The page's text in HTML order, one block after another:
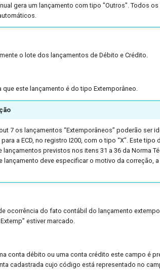
gera um lançamento com tipo "Outros". Todos
o lote dos lançamentos de Débito e Crédito.
que este lançamento é do tipo Extemporâneo.
7 os lançamentos “Extemporâneos” poderão ser
a ECD, no registro I200, com o tipo “X”. Este
previstos nos itens 31 a 36 da Norma
lançamento deve especificar o motivo da correção,
ocorrência do fato contábil do lançamento
estiver marcado.
conta débito ou uma conta crédito este campo é
cadastrada cujo código está representado no